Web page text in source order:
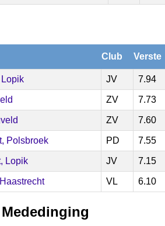
Club Verste
JV 7.94
ZV 7.73
ZV 7.60
Polsbroek PD 7.55
Lopik JV 7.15
VL 6.10